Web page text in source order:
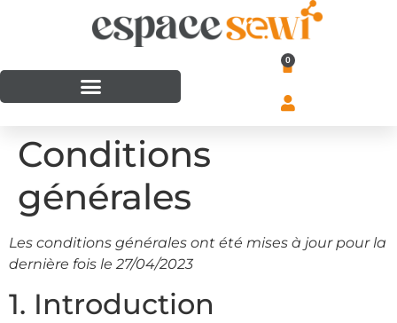
0
Conditions
générales
Les conditions générales ont été mises à jour pour la
dernière fois le 27/04/2023
1. Introduction